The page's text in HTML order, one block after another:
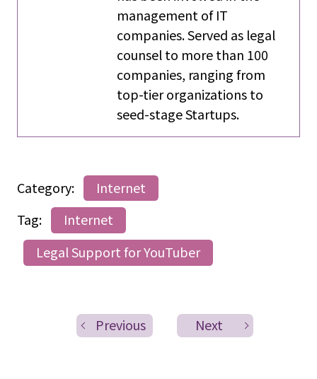
management of IT
companies. Served as legal
counsel to more than 100
companies, ranging from
top-tier organizations to
seed-stage Startups.
Category:
Internet
Tag:
Internet
Legal Support for YouTuber
Previous Next